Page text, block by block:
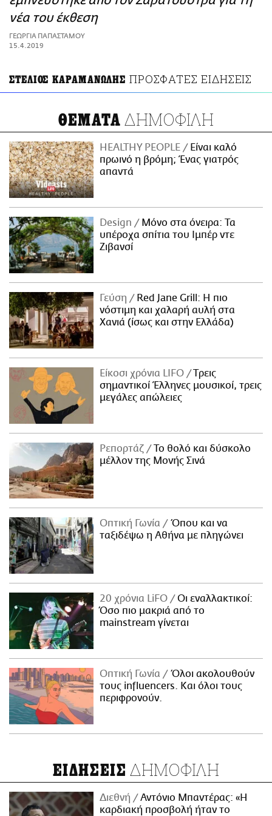
ΑΜΠΑ
PRINT
νέα του έκθεση
ΓΕΩΡΓΙΑ ΠΑΠΑΣΤΑΜΟΥ
15.4.2019
ΣΤΕΛΙΟΣ ΚΑΡΑΜΑΝΩΛΗΣ ΠΡΟΣΦΑΤΕΣ ΕΙΔΗΣΕΙΣ
ΘΕΜΑΤΑ ΔΗΜΟΦΙΛΗ
HEALTHY PEOPLE
Είναι καλό
πρωινό η βρόμη; Ένας γιατρός
απαντά
Design
Μόνο στα όνειρα: Τα
υπέροχα σπίτια του Ιμπέρ ντε
Ζιβανσί
Γεύση
Red Jane Grill: Η πιο
νόστιμη και χαλαρή αυλή στα
Χανιά (ίσως και στην Ελλάδα)
Είκοσι χρόνια LIFO
Tρεις
σημαντικοί Έλληνες μουσικοί, τρεις
μεγάλες απώλειες
Ρεπορτάζ
Το θολό και δύσκολο
μέλλον της Μονής Σινά
Οπτική Γωνία
Όπου και να
ταξιδέψω η Αθήνα με πληγώνει
20 χρόνια LiFO
Οι εναλλακτικοί:
Όσο πιο μακριά από το
mainstream γίνεται
Οπτική Γωνία
Όλοι ακολουθούν
τους influencers. Και όλοι τους
περιφρονούν.
ΕΙΔΗΣΕΙΣ ΔΗΜΟΦΙΛΗ
Διεθνή
Αντόνιο Μπαντέρας: «Η
καρδιακή προσβολή ήταν το